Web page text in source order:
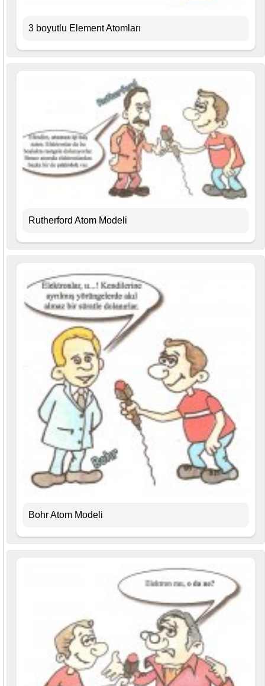
3 boyutlu Element Atomları
Rutherford Atom Modeli
Bohr Atom Modeli